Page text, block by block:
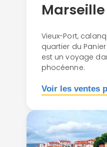
Marseille
Vieux-Port,
quartier du
est un voyage
phocéenne.
Voir les ventes